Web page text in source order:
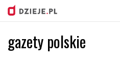
gazety polskie